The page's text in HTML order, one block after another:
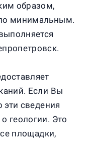
образом,
минимальным.
Если Вы
эти сведения
геологии. Это
площадки,